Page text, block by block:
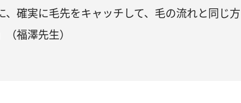
確実に毛先をキャッチして、毛の流れと同じ方
福澤先生）